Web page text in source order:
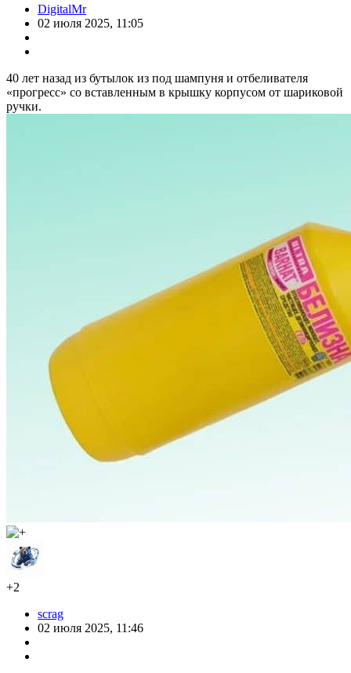
DigitalMr
02 июля 2025, 11:05
40 лет назад из бутылок из под шампуня и отбеливателя
«прогресс» со вставленным в крышку корпусом от шариковой
ручки.
+2
scrag
02 июля 2025, 11:46